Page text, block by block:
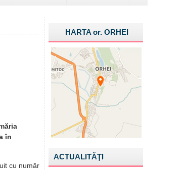
în
cu număr
HARTA or.ORHEI
ACTUALITĂŢI